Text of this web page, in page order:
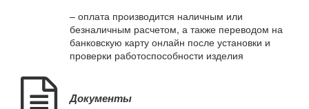
– оплата производится наличным или
безналичным расчетом, а также переводом на
банковскую карту онлайн после установки и
проверки работоспособности изделия
Документы